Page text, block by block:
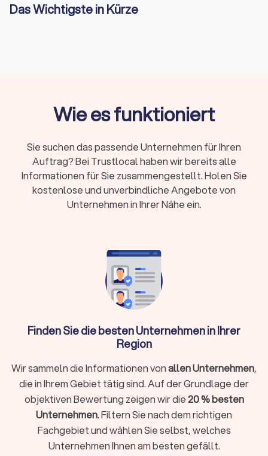
Das Wichtigste in Kürze
Downloadrechten.
Auf Trustlocal sehen Sie komplettePortfolios
(Begleitungsdauer, Entfernung, Bewertung).
Fordern Sie bis zuvier kostenlose Angebotean, um
Preise, Leistungen und Verfügbarkeiten der Fotografen
in Lohmar direkt zu vergleichen.
plant mit Ihnen den Ablauf, übersetzt Ihren Stil in ein klares
Bildkonzept und arbeitet zuverlässig mit Backup-Technik,
Datensicherung und klaren Rechten. So entstehen
konsistente Reportagen, die auch Jahre später ihren Zauber
Leistungen (Auswahl)
Professionelle Hochzeitsfotografen in Lohmar begleiten Sie
können Sie die Bildstile, Farbbearbeitungen und Reportagen
der einzelnen Fotografen direkt ansehen – von klassischen
Schwarz-Weiß-Serien bis zu modernen Editorial-Looks.
Nutzen Sie außerdem dieFilterfunktionen, um gezielt nach
Begleitungsdauer, Entfernung oder Trustlocal-Score
Wie es funktioniert
Sie suchen das passende Unternehmen für Ihren
Auftrag? Bei Trustlocal haben wir bereits alle
Informationen für Sie zusammengestellt. Holen Sie
kostenlose und unverbindliche Angebote von
Unternehmen in Ihrer Nähe ein.
Finden Sie die besten Unternehmen in Ihrer
Region
Wir sammeln die Informationen vonallen Unternehmen,
die in Ihrem Gebiet tätig sind. Auf der Grundlage der
objektiven Bewertung zeigen wir die20 % besten
Unternehmen. Filtern Sie nach dem richtigen
Fachgebiet und wählen Sie selbst, welches
Unternehmen Ihnen am besten gefällt.